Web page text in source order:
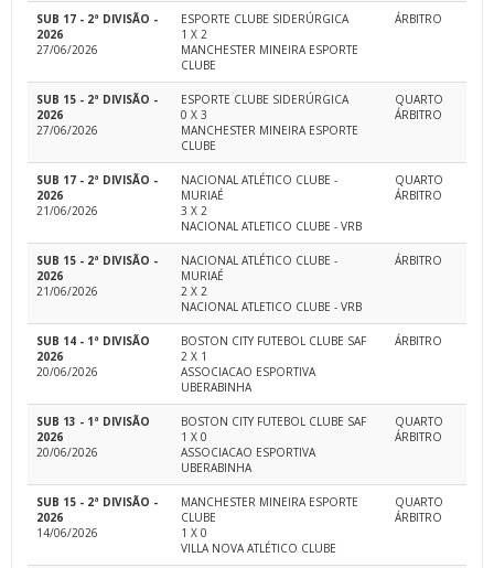
SUB 17 - 2ª DIVISÃO -
2026
27/06/2026
ESPORTE CLUBE SIDERÚRGICA
1 X 2
MANCHESTER MINEIRA ESPORTE
CLUBE
ÁRBITRO
SUB 15 - 2ª DIVISÃO -
2026
27/06/2026
ESPORTE CLUBE SIDERÚRGICA
0 X 3
MANCHESTER MINEIRA ESPORTE
CLUBE
QUARTO
ÁRBITRO
SUB 17 - 2ª DIVISÃO -
2026
21/06/2026
NACIONAL ATLÉTICO CLUBE -
MURIAÉ
3 X 2
NACIONAL ATLETICO CLUBE - VRB
QUARTO
ÁRBITRO
SUB 15 - 2ª DIVISÃO -
2026
21/06/2026
NACIONAL ATLÉTICO CLUBE -
MURIAÉ
2 X 2
NACIONAL ATLETICO CLUBE - VRB
ÁRBITRO
SUB 14 - 1ª DIVISÃO
2026
20/06/2026
BOSTON CITY FUTEBOL CLUBE SAF
2 X 1
ASSOCIACAO ESPORTIVA
UBERABINHA
ÁRBITRO
SUB 13 - 1ª DIVISÃO
2026
20/06/2026
BOSTON CITY FUTEBOL CLUBE SAF
1 X 0
ASSOCIACAO ESPORTIVA
UBERABINHA
QUARTO
ÁRBITRO
SUB 15 - 2ª DIVISÃO -
2026
14/06/2026
MANCHESTER MINEIRA ESPORTE
CLUBE
1 X 0
VILLA NOVA ATLÉTICO CLUBE
QUARTO
ÁRBITRO